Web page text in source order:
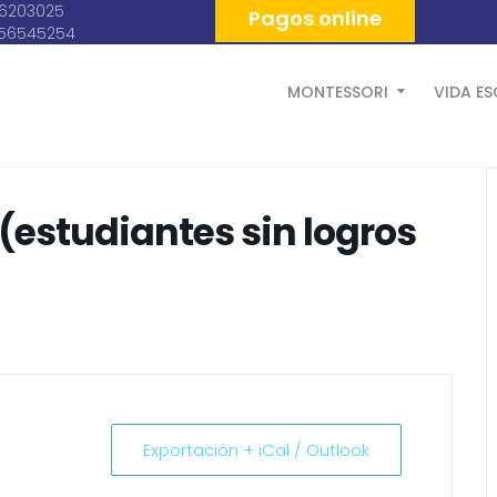
Pagos online
MONTESSORI VIDA
sin logros
Exportación + iCal / Outlook